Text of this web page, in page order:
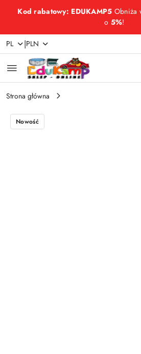
Przejdź do treści głównej
Przejdź do wyszukiwarki
Przejdź do moje konto
Przejdź do menu głównego
Przejdź do opisu produktu
Przejdź do stopki
Kod rabatowy: EDUKAMP5 Obniża
o 5%!
PL |PLN
Strona główna
Nowość